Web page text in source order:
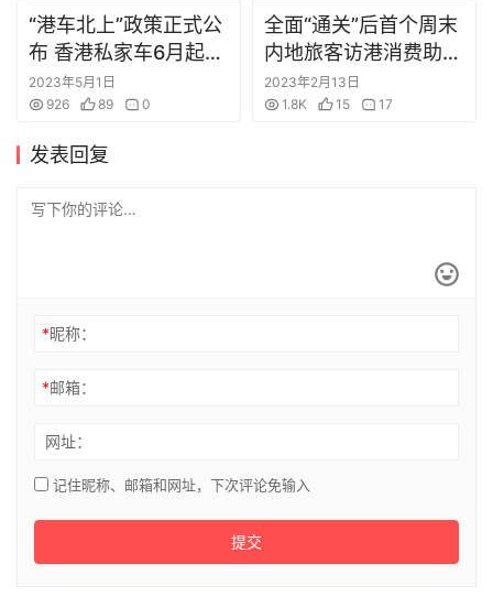
繁
体
“港车北上”政策正式公
布 香港私家车6月起可
申请
2023年5月1日
926
89 0
全面“通关”后首个周末
内地旅客访港消费助经
济复苏
2023年2月13日
1.8K
15 17
发表回复
*昵称：
*邮箱：
网址：
记住昵称、邮箱和网址，下次评论免输入
提交